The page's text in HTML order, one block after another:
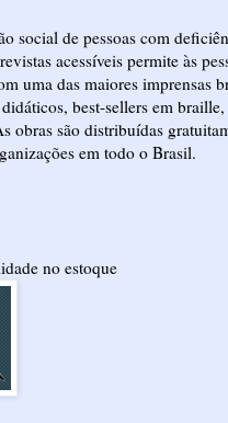
social de pessoas com
acessíveis permite às
uma das maiores imprensas
best-sellers em
são distribuídas
em todo o Brasil.
no estoque